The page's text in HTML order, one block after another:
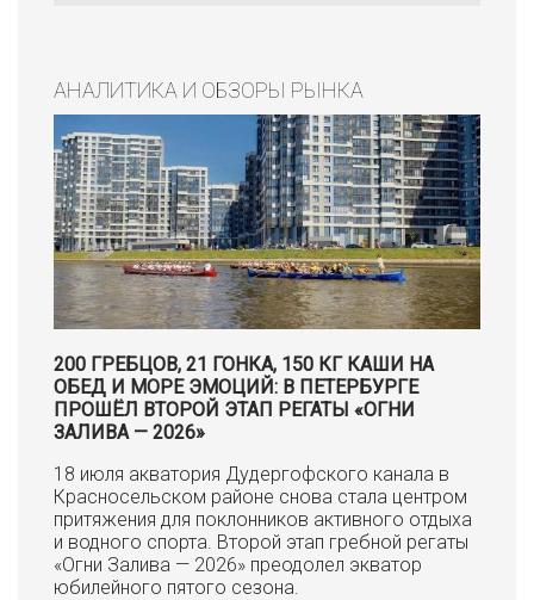
АНАЛИТИКА И ОБЗОРЫ РЫНКА
200 ГРЕБЦОВ, 21 ГОНКА, 150 КГ КАШИ НА
ОБЕД И МОРЕ ЭМОЦИЙ: В ПЕТЕРБУРГЕ
ПРОШЁЛ ВТОРОЙ ЭТАП РЕГАТЫ «ОГНИ
ЗАЛИВА — 2026»
18 июля акватория Дудергофского канала в
Красносельском районе снова стала центром
притяжения для поклонников активного отдыха
и водного спорта. Второй этап гребной регаты
«Огни Залива — 2026» преодолел экватор
юбилейного пятого сезона.